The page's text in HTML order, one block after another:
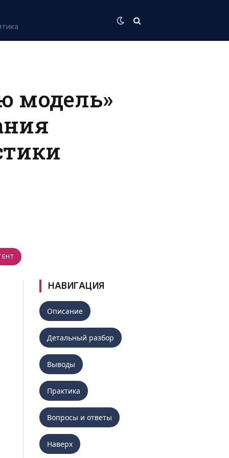
модель»
НАВИГАЦИЯ
Описание
Детальный разбор
Выводы
Практика
Вопросы и ответы
Наверх